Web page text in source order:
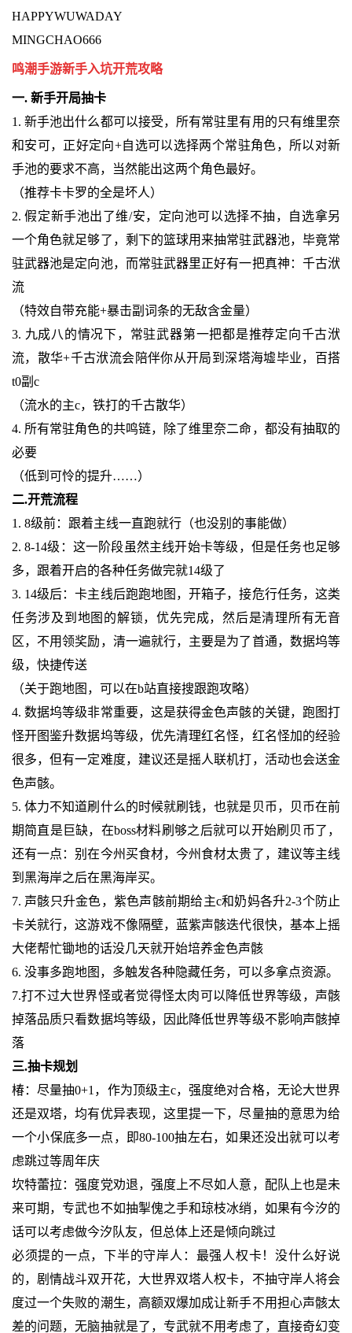
HAPPYWUWADAY
MINGCHAO666
鸣潮手游新手入坑开荒攻略
一. 新手开局抽卡
1. 新手池出什么都可以接受，所有常驻里有用的只有维里奈
和安可，正好定向+自选可以选择两个常驻角色，所以对新
手池的要求不高，当然能出这两个角色最好。
（推荐卡卡罗的全是坏人）
2. 假定新手池出了维/安，定向池可以选择不抽，自选拿另
一个角色就足够了，剩下的篮球用来抽常驻武器池，毕竟常
驻武器池是定向池，而常驻武器里正好有一把真神：千古洑
流
（特效自带充能+暴击副词条的无敌含金量）
3. 九成八的情况下，常驻武器第一把都是推荐定向千古洑
流，散华+千古洑流会陪伴你从开局到深塔海墟毕业，百搭
t0副c
（流水的主c，铁打的千古散华）
4. 所有常驻角色的共鸣链，除了维里奈二命，都没有抽取的
必要
（低到可怜的提升……）
二.开荒流程
1. 8级前：跟着主线一直跑就行（也没别的事能做）
2. 8-14级：这一阶段虽然主线开始卡等级，但是任务也足够
多，跟着开启的各种任务做完就14级了
3. 14级后：卡主线后跑跑地图，开箱子，接危行任务，这类
任务涉及到地图的解锁，优先完成，然后是清理所有无音
区，不用领奖励，清一遍就行，主要是为了首通，数据坞等
级，快捷传送
（关于跑地图，可以在b站直接搜跟跑攻略）
4. 数据坞等级非常重要，这是获得金色声骸的关键，跑图打
怪开图鉴升数据坞等级，优先清理红名怪，红名怪加的经验
很多，但有一定难度，建议还是摇人联机打，活动也会送金
色声骸。
5. 体力不知道刷什么的时候就刷钱，也就是贝币，贝币在前
期简直是巨缺，在boss材料刷够之后就可以开始刷贝币了，
还有一点：别在今州买食材，今州食材太贵了，建议等主线
到黑海岸之后在黑海岸买。
7. 声骸只升金色，紫色声骸前期给主c和奶妈各升2-3个防止
卡关就行，这游戏不像隔壁，蓝紫声骸迭代很快，基本上摇
大佬帮忙锄地的话没几天就开始培养金色声骸
6. 没事多跑地图，多触发各种隐藏任务，可以多拿点资源。
7.打不过大世界怪或者觉得怪太肉可以降低世界等级，声骸
掉落品质只看数据坞等级，因此降低世界等级不影响声骸掉
落
三.抽卡规划
椿：尽量抽0+1，作为顶级主c，强度绝对合格，无论大世界
还是双塔，均有优异表现，这里提一下，尽量抽的意思为给
一个小保底多一点，即80-100抽左右，如果还没出就可以考
虑跳过等周年庆
坎特蕾拉：强度党劝退，强度上不尽如人意，配队上也是未
来可期，专武也不如抽掣傀之手和琼枝冰绡，如果有今汐的
话可以考虑做今汐队友，但总体上还是倾向跳过
必须提的一点，下半的守岸人：最强人权卡！没什么好说
的，剧情战斗双开花，大世界双塔人权卡，不抽守岸人将会
度过一个失败的潮生，高额双爆加成让新手不用担心声骸太
差的问题，无脑抽就是了，专武就不用考虑了，直接奇幻变